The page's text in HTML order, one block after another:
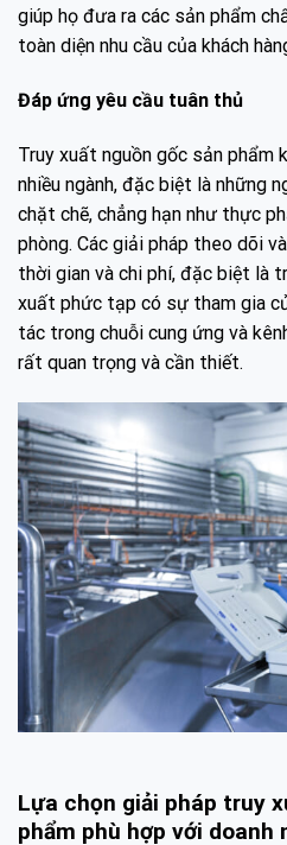
giúp họ đưa ra các sản phẩm
toàn diện nhu cầu của khách
Đáp ứng yêu cầu tuân thủ
Truy xuất nguồn gốc sản phẩm
nhiều ngành, đặc biệt là những
chặt chẽ, chẳng hạn như thực
phòng. Các giải pháp theo dõi
thời gian và chi phí, đặc biệt là
xuất phức tạp có sự tham gia
tác trong chuỗi cung ứng và
rất quan trọng và cần thiết.
Lựa chọn giải pháp truy
phẩm phù hợp với doanh